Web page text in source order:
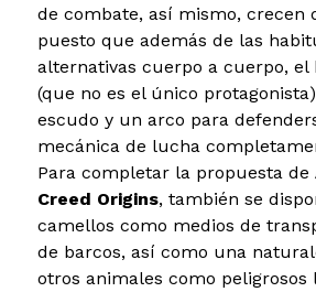
de combate, así mismo, crecen
puesto que además de las
alternativas cuerpo a cuerpo, el
(que no es el único
escudo y un arco para
mecánica de lucha
Para completar la propuesta de
Creed Origins, también se
camellos como medios de
de barcos, así como una
otros animales como peligrosos